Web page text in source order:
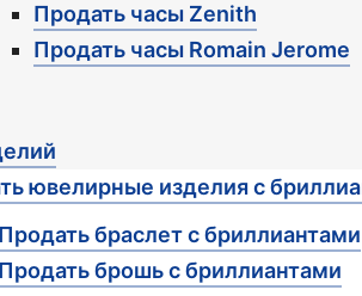
Продать часы Zenith
Продать часы Romain Jerome
ювелирные изделия с
Продать браслет с бриллиантами
Продать брошь с бриллиантами